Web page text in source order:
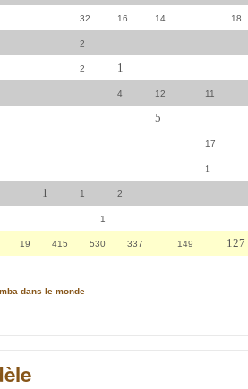
32 16 14 18
2
2 1
4 12 11
5
17
1
1 1 2
1
19 415 530 337 149 127
dans le monde